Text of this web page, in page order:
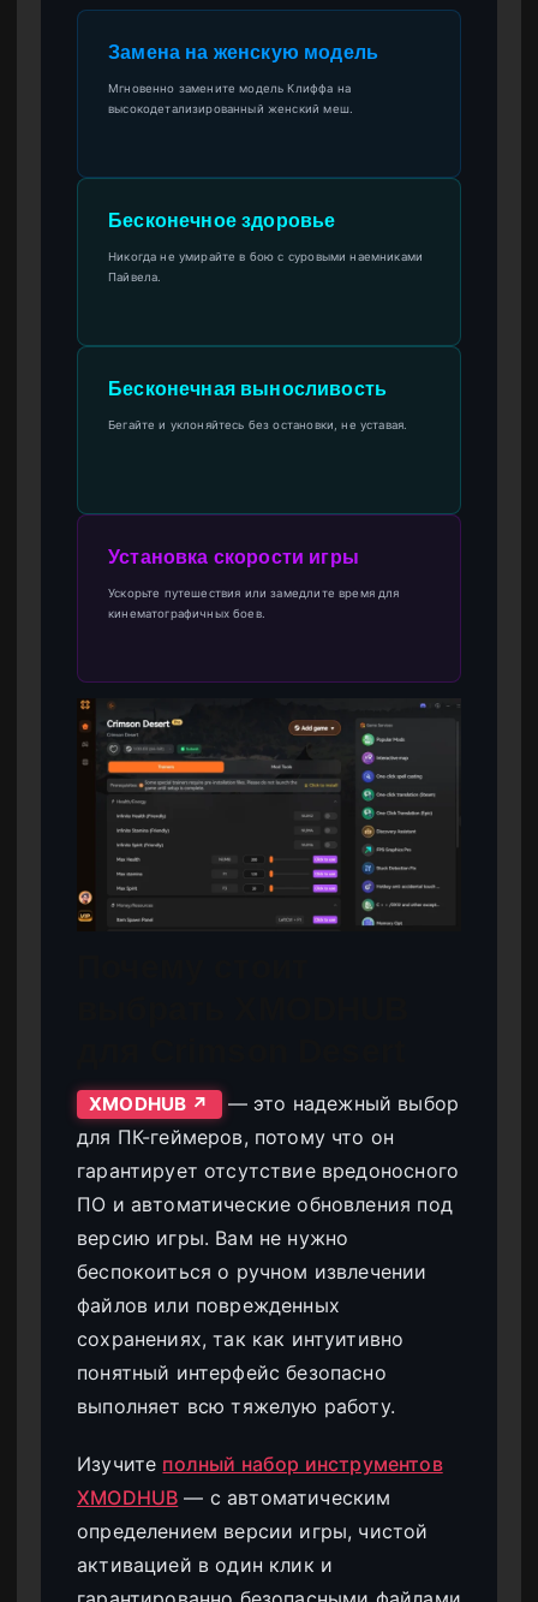
Замена на женскую модель
Мгновенно замените модель Клиффа на
высокодетализированный женский меш.
Бесконечное здоровье
Никогда не умирайте в бою с суровыми наемниками
Пайвела.
Бесконечная выносливость
Бегайте и уклоняйтесь без остановки, не уставая.
Установка скорости игры
Ускорьте путешествия или замедлите время для
кинематографичных боев.
XMODHUB ↗
— это надежный выбор
для ПК-геймеров, потому что он
гарантирует отсутствие вредоносного
ПО и автоматические обновления под
версию игры. Вам не нужно
беспокоиться о ручном извлечении
файлов или поврежденных
сохранениях, так как интуитивно
понятный интерфейс безопасно
выполняет всю тяжелую работу.
Изучите полный набор инструментов
XMODHUB — с автоматическим
определением версии игры, чистой
активацией в один клик и